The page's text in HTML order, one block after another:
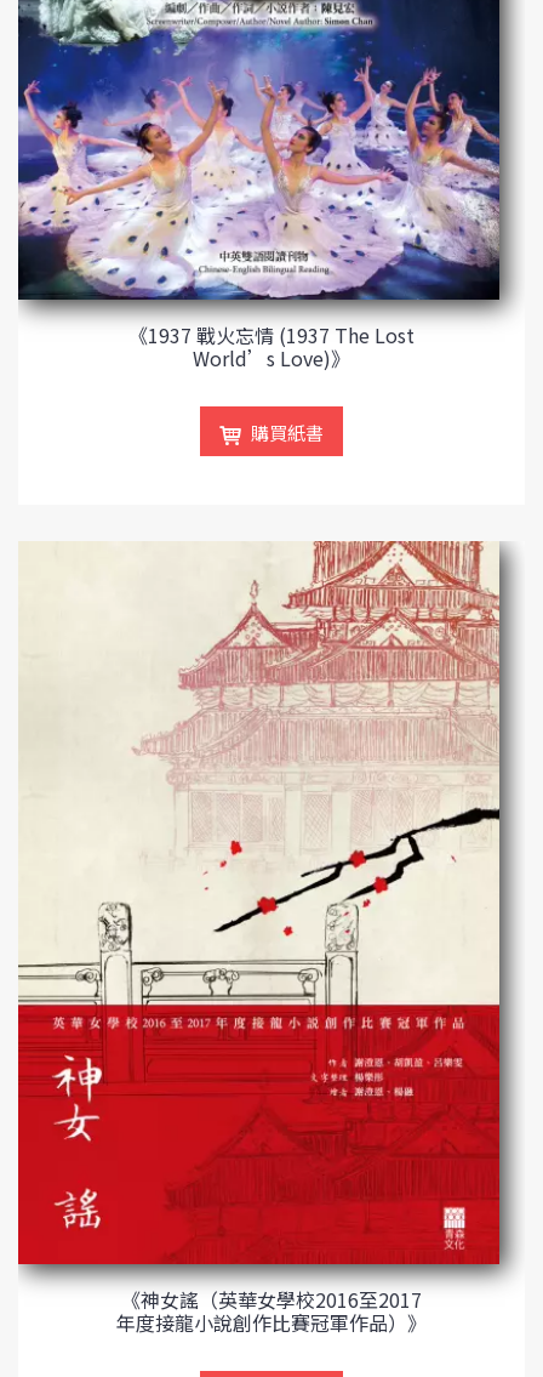
《1937 戰火忘情 (1937 The Lost
World’s Love)》
購買紙書
《神女謠（英華女學校2016至2017
年度接龍小說創作比賽冠軍作品）》